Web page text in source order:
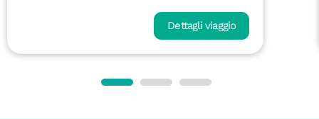
Dettagli viaggio